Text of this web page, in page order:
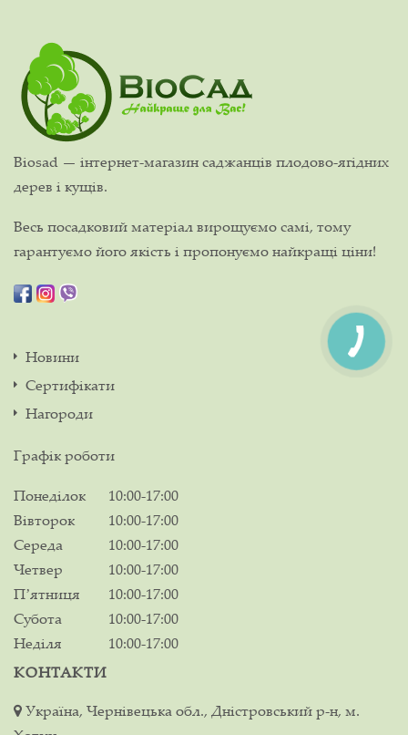
Biosad — інтернет-магазин саджанців плодово-ягідних
дерев і кущів.
Весь посадковий матеріал вирощуємо самі, тому
гарантуємо його якість і пропонуємо найкращі ціни!
Новини
Сертифікати
Нагороди
Графік роботи
Понеділок
10:00-17:00
Вівторок
10:00-17:00
Середа
10:00-17:00
Четвер
10:00-17:00
Пʼятниця
10:00-17:00
Субота
10:00-17:00
Неділя
10:00-17:00
КОНТАКТИ
Україна, Чернівецька обл., Дністровський р-н, м.